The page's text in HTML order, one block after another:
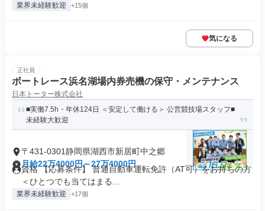
業界未経験歓迎 +15個
気になる
正社員
ボートレース浜名湖場内券売機の保守・メンテナンス
日本トーター株式会社
■実働7.5h・年休124日 ＜安定して働ける＞ 公営競技場スタッフ■
未経験大歓迎
〒431-0301静岡県湖西市新居町中之郷
月給22万4000円～27万4000円
資格 【応募条件】 普通自動車運転免許（AT可）をお持ちの方
＜ひとつでも当てはまる...
業界未経験歓迎 +17個